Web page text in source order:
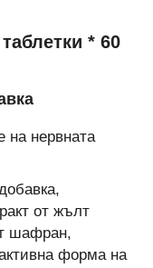
* 60
на нервната
от жълт
шафран,
форма на